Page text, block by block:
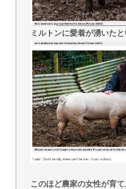
ミルトンに愛着が湧いた
このほど農家の女性が育